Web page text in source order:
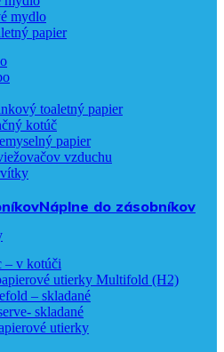
mydlo
papier
toaletný papier
kotúč
papier
vzduchu
Náplne do zásobníkov
– v kotúči
utierky Multifold (H2)
– skladané
skladané
utierky